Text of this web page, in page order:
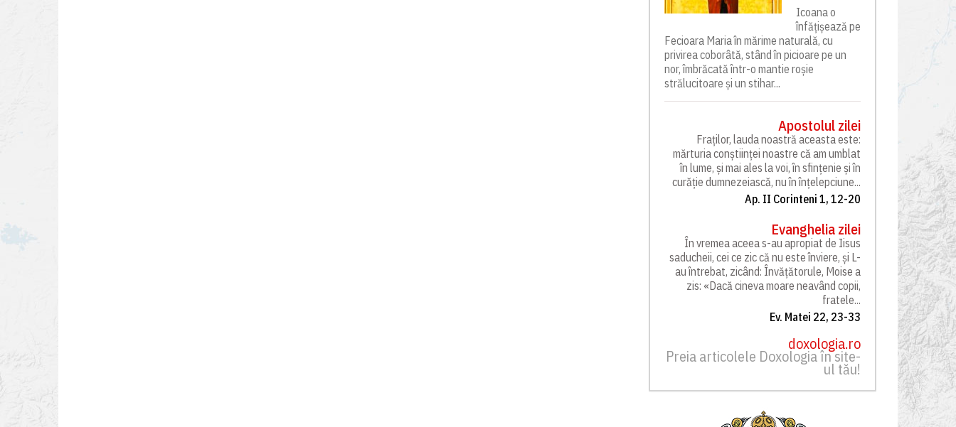
Icoana o
înfățișează pe
Fecioara Maria în mărime naturală, cu
privirea coborâtă, stând în picioare pe un
nor, îmbrăcată într-o mantie roșie
strălucitoare și un stihar...
Apostolul zilei
Fraților, lauda noastră aceasta este:
mărturia conștiinței noastre că am umblat
în lume, și mai ales la voi, în sfințenie și în
curăție dumnezeiască, nu în înțelepciune...
Ap. II Corinteni 1, 12-20
Evanghelia zilei
În vremea aceea s-au apropiat de Iisus
saducheii, cei ce zic că nu este înviere, și L-
au întrebat, zicând: Învățătorule, Moise a
zis: «Dacă cineva moare neavând copii,
fratele...
Ev. Matei 22, 23-33
doxologia.ro
Preia articolele Doxologia în site-
ul tău!